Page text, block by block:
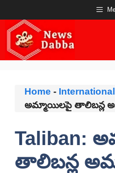
to
content
Home - International
అమ్మాయిలపై తాలిబన్ల
Taliban:
తాలిబన్ల